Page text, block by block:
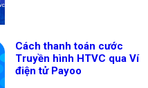
Cách thanh toán cước
Truyền hình HTVC qua Ví
điện tử Payoo